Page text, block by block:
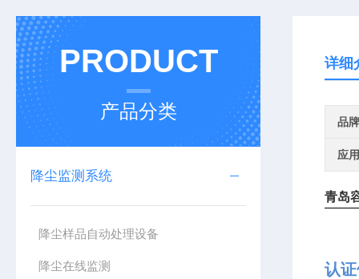
PRODUCT
产品分类
降尘监测系统
降尘样品自动处理设备
降尘在线监测
详细
品牌
应
青岛
认